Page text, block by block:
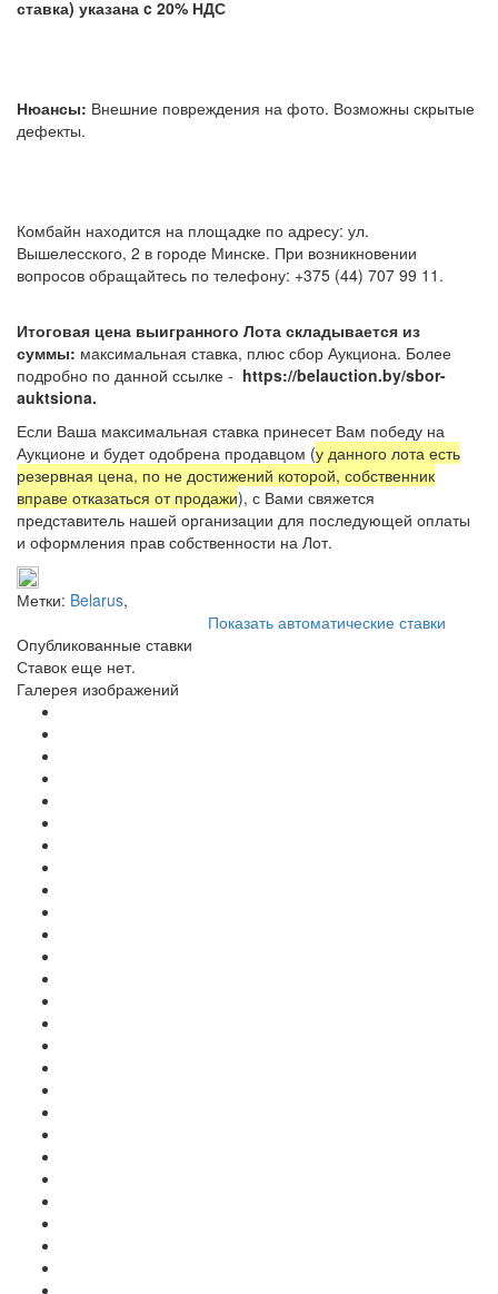
ставка) указана c 20% НДС
Нюансы: Внешние повреждения на фото. Возможны скрытые
дефекты.
Комбайн находится на площадке по адресу: ул.
Вышелесского, 2 в городе Минске. При возникновении
вопросов обращайтесь по телефону: +375 (44) 707 99 11.
Итоговая цена выигранного Лота складывается из
суммы: максимальная ставка, плюс сбор Аукциона. Более
подробно по данной ссылке - https://belauction.by/sbor-
auktsiona.
Если Ваша максимальная ставка принесет Вам победу на
Аукционе и будет одобрена продавцом (у данного лота есть
резервная цена, по не достижений которой, собственник
вправе отказаться от продажи), с Вами свяжется
представитель нашей организации для последующей оплаты
и оформления прав собственности на Лот.
Метки: Belarus,
Показать автоматические ставки
Опубликованные ставки
Ставок еще нет.
Галерея изображений